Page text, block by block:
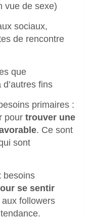
vue de sexe)
sociaux,
de rencontre
que
fins
primaires :
pour trouver une
. Ce sont
sont
besoins
se sentir
followers